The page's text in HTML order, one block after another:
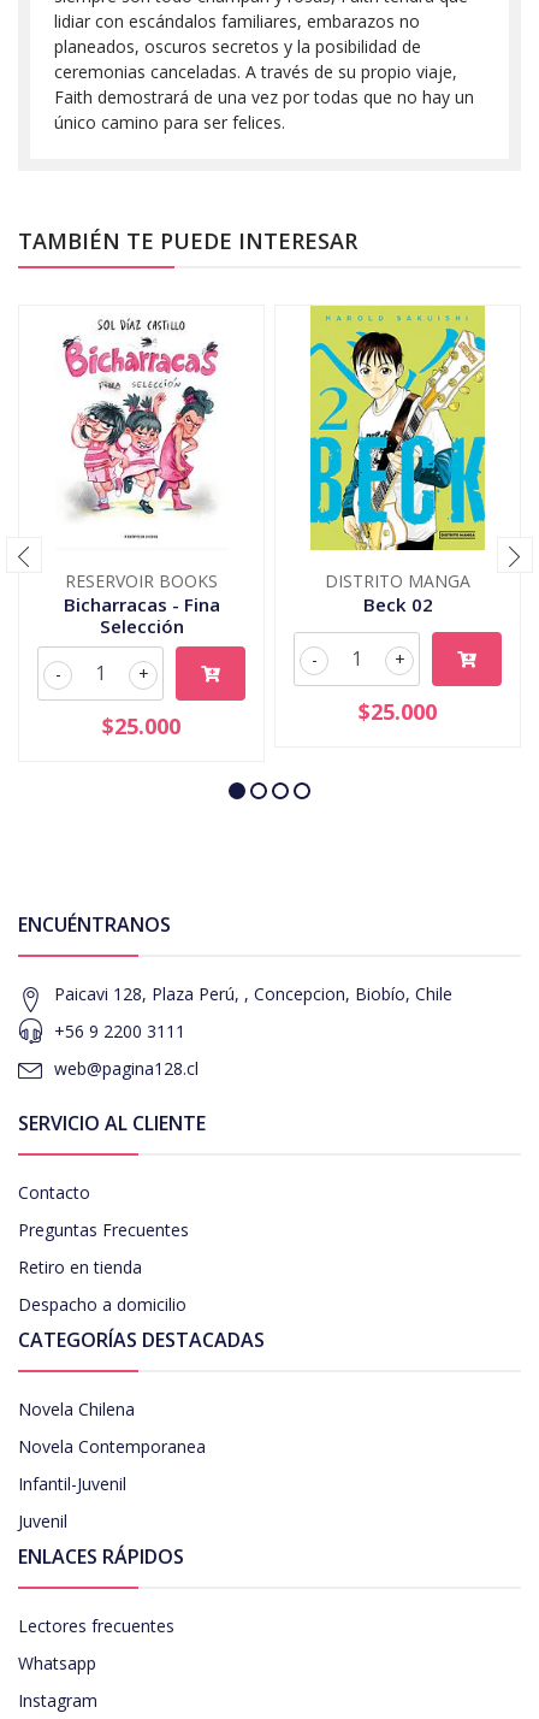
lidiar con escándalos familiares, embarazos no
planeados, oscuros secretos y la posibilidad de
ceremonias canceladas. A través de su propio viaje,
Faith demostrará de una vez por todas que no hay un
único camino para ser felices.
TAMBIÉN TE PUEDE INTERESAR
RESERVOIR BOOKS
Bicharracas - Fina
Selección
+
-
$25.000
DISTRITO MANGA
Beck 02
+
-
$25.000
ENCUÉNTRANOS
Paicavi 128, Plaza Perú, , Concepcion, Biobío, Chile
+56 9 2200 3111
web@pagina128.cl
SERVICIO AL CLIENTE
Contacto
Preguntas Frecuentes
Retiro en tienda
Despacho a domicilio
CATEGORÍAS DESTACADAS
Novela Chilena
Novela Contemporanea
Infantil-Juvenil
Juvenil
ENLACES RÁPIDOS
Lectores frecuentes
Whatsapp
Instagram